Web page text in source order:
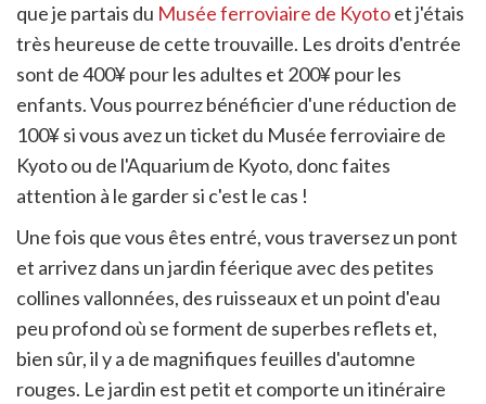
que je partais du Musée ferroviaire de Kyotoet j'étais
très heureuse de cette trouvaille. Les droits d'entrée
sont de 400¥ pour les adultes et 200¥ pour les
enfants. Vous pourrez bénéficier d'une réduction de
100¥ si vous avez un ticket du Musée ferroviaire de
Kyoto ou de l'Aquarium de Kyoto, donc faites
attention à le garder si c'est le cas !
Une fois que vous êtes entré, vous traversez un pont
et arrivez dans un jardin féerique avec des petites
collines vallonnées, des ruisseaux et un point d'eau
peu profond où se forment de superbes reflets et,
bien sûr, il y a de magnifiques feuilles d'automne
rouges. Le jardin est petit et comporte un itinéraire